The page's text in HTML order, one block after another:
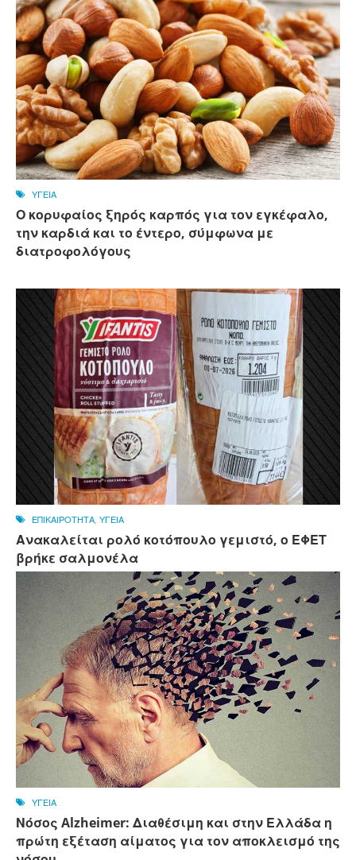
ΥΓΕΙΑ
Ο κορυφαίος ξηρός καρπός για τον εγκέφαλο,
την καρδιά και το έντερο, σύμφωνα με
διατροφολόγους
ΕΠΙΚΑΙΡΟΤΗΤΑ, ΥΓΕΙΑ
Ανακαλείται ρολό κοτόπουλο γεμιστό, ο ΕΦΕΤ
βρήκε σαλμονέλα
ΥΓΕΙΑ
Νόσος Alzheimer: Διαθέσιμη και στην Ελλάδα η
πρώτη εξέταση αίματος για τον αποκλεισμό της